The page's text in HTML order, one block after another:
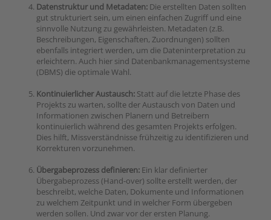
Datenstruktur und Metadaten: Die erstellten Daten sollten
gut strukturiert sein, um einen einfachen Zugriff und eine
sinnvolle Nutzung zu gewährleisten. Metadaten (z.B.
Beschreibungen, Eigenschaften, Zuordnungen) sollten
ebenfalls integriert werden, um die Dateninterpretation zu
erleichtern. Auch hier sind Datenbankmanagementsysteme
(DBMS) die optimale Wahl.
Kontinuierlicher Austausch: Statt auf die letzte Phase des
Projekts zu warten, sollte der Austausch von Daten und
Informationen zwischen Planern und Betreibern
kontinuierlich während des gesamten Projekts erfolgen.
Dies hilft, Missverständnisse frühzeitig zu identifizieren und
Korrekturen vorzunehmen.
Übergabeprozess definieren: Ein klar definierter
Übergabeprozess (Hand-over) sollte erstellt werden, der
beschreibt, welche Daten, Dokumente und Informationen
zu welchem Zeitpunkt und in welcher Form übergeben
werden sollen. Und zwar vor der ersten Planung.